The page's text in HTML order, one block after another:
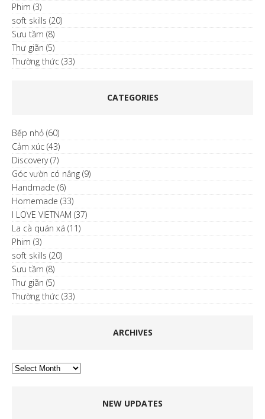
Phim (3)
soft skills (20)
Sưu tầm (8)
Thư giãn (5)
Thường thức (33)
CATEGORIES
Bếp nhỏ (60)
Cảm xúc (43)
Discovery(7)
Góc vườn có nắng (9)
Handmade (6)
Homemade (33)
I LOVE VIETNAM (37)
La cà quán xá (11)
Phim (3)
soft skills (20)
Sưu tầm (8)
Thư giãn (5)
Thường thức (33)
ARCHIVES
Archives
NEW UPDATES